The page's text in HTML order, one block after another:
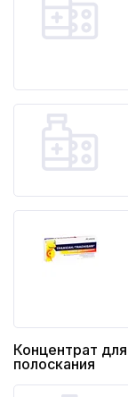
Концентрат
полоскания